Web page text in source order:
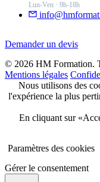
Lun-Ven · 9h-18h
Demander un devis
© 2026 HM Formation.
Mentions légales
Nous utilisons des
l'expérience la plus
En cliquant sur
Paramètres des cookies
Gérer le consentement